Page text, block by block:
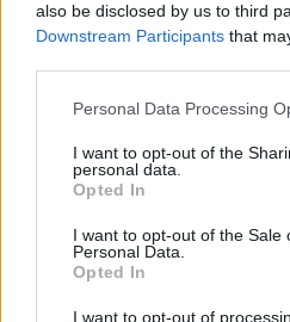
also be disclosed by us to third
Downstream Participants that
Personal Data Processing
I want to opt-out of the
personal data.
Opted In
I want to opt-out of the Sale
Personal Data.
Opted In
I want to opt-out of
Specialistų patarimas
elektros tiekėjo pasirinkimo:
Pakibus ant plauko 300
Skuodis ramina: niekas
atleisti
Žinios | Lietuvos diena